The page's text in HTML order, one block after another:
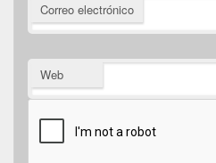
Correo electrónico
Web